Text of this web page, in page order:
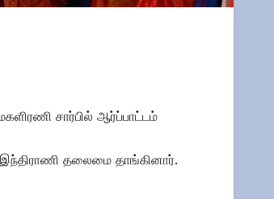
சார்பில் ஆர்ப்பாட்டம்
இந்திராணி தலைமை தாங்கினார்.